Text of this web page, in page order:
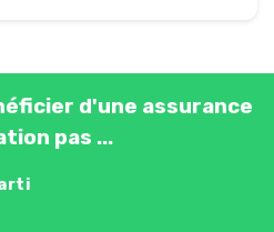
d'une assurance
pas ...